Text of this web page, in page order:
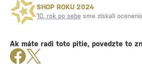
SHOP ROKU 2024
10. rok po sebe sme získali
Ak máte radi toto pitie, povedzte to